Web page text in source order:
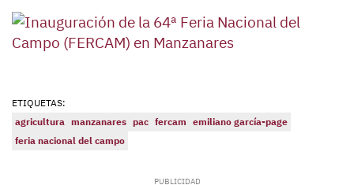
ETIQUETAS:
agricultura manzanares pac fercam emiliano garcía-page
feria nacional del campo